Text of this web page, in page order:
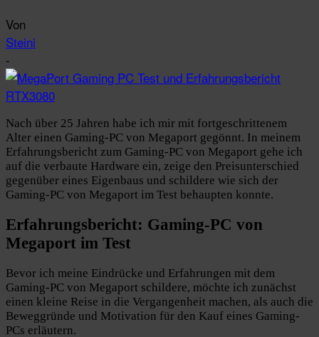
Von
Steini
-
Nach über 25 Jahren habe ich mir mit fortgeschrittenem
Alter einen Gaming-PC von Megaport gegönnt. In meinem
Erfahrungsbericht zum Gaming-PC von Megaport gehe ich
auf die verbaute Hardware ein, zeige den Preisunterschied
gegenüber eines Eigenbaus und schildere wie sich der
Gaming-PC von Megaport im Test behaupten konnte.
Erfahrungsbericht: Gaming-PC von
Megaport im Test
Bevor ich meine Eindrücke und Erfahrungen mit dem
Gaming-PC von Megaport schildere, möchte ich zunächst
einen kleine Reise in die Vergangenheit machen, als auch die
Beweggründe und Motivation für den Kauf eines Gaming-
PCs erläutern.